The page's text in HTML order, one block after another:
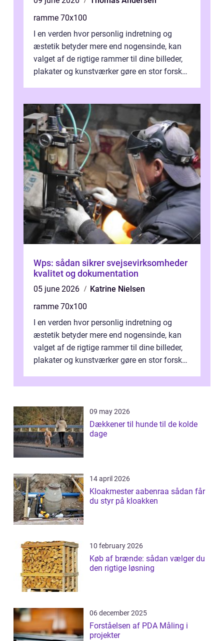
ramme 70x100
I en verden hvor personlig indretning og
æstetik betyder mere end nogensinde, kan
valget af de rigtige rammer til dine billeder,
plakater og kunstværker gøre en stor forskel.
Wps: sådan sikrer svejsevirksomheder
kvalitet og dokumentation
05 june 2026
Katrine Nielsen
ramme 70x100
I en verden hvor personlig indretning og
æstetik betyder mere end nogensinde, kan
valget af de rigtige rammer til dine billeder,
plakater og kunstværker gøre en stor forskel.
09 may 2026
Dækkener til hunde til de kolde
dage
14 april 2026
Kloakmester aabenraa sådan får
du styr på kloakken
10 february 2026
Køb af brænde: sådan vælger du
den rigtige løsning
06 december 2025
Forståelsen af PDA Måling i
projekter